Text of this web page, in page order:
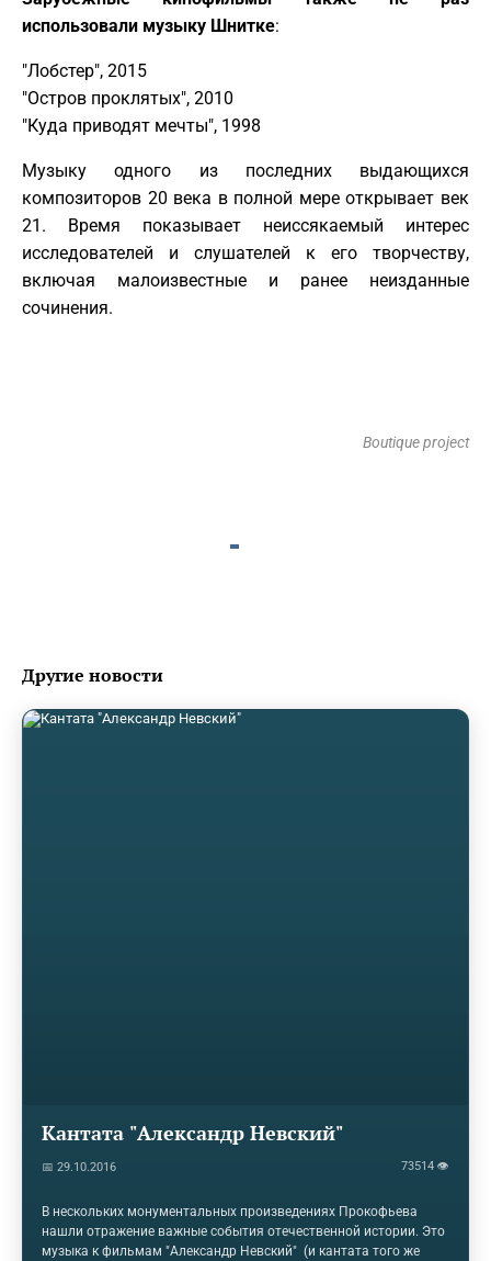
использовали музыку Шнитке:
"Лобстер", 2015
"Остров проклятых", 2010
"Куда приводят мечты", 1998
Музыку одного из последних выдающихся
композиторов 20 века в полной мере открывает век
21. Время показывает неиссякаемый интерес
исследователей и слушателей к его творчеству,
включая малоизвестные и ранее неизданные
сочинения.
Boutique project
Другие новости
Кантата "Александр Невский"
📅 29.10.2016 73514 👁
В нескольких монументальных произведениях Прокофьева
нашли отражение важные события отечественной истории. Это
музыка к фильмам "Александр Невский" (и кантата того же